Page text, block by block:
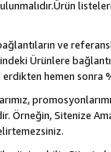
ve
Ürünlere
hemen sonra
Örneğin, Sitenize